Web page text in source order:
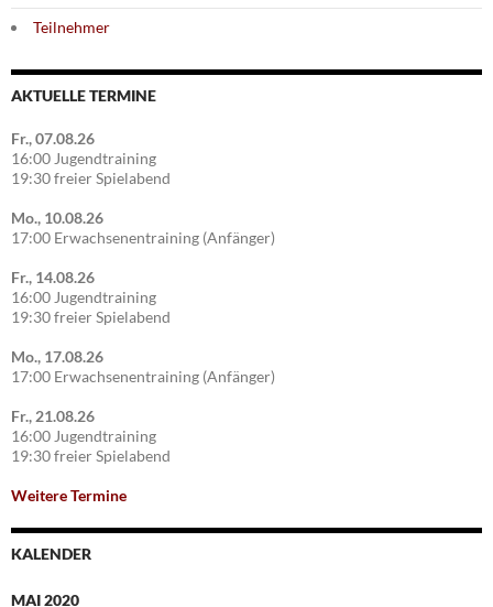
Teilnehmer
AKTUELLE TERMINE
Fr., 07.08.26
16:00 Jugendtraining
19:30 freier Spielabend
Mo., 10.08.26
17:00 Erwachsenentraining (Anfänger)
Fr., 14.08.26
16:00 Jugendtraining
19:30 freier Spielabend
Mo., 17.08.26
17:00 Erwachsenentraining (Anfänger)
Fr., 21.08.26
16:00 Jugendtraining
19:30 freier Spielabend
Weitere Termine
KALENDER
MAI 2020